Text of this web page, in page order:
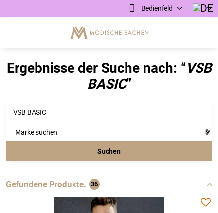
Bedienfeld
Ergebnisse der Suche nach: “VSB
BASIC”
Suchen
Gefundene Produkte. 36